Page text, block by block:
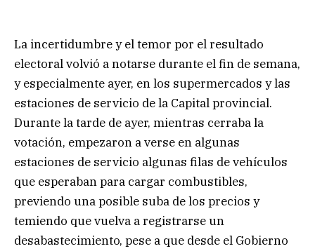
La incertidumbre y el temor por el resultado
electoral volvió a notarse durante el fin de semana,
y especialmente ayer, en los supermercados y las
estaciones de servicio de la Capital provincial.
Durante la tarde de ayer, mientras cerraba la
votación, empezaron a verse en algunas
estaciones de servicio algunas filas de vehículos
que esperaban para cargar combustibles,
previendo una posible suba de los precios y
temiendo que vuelva a registrarse un
desabastecimiento, pese a que desde el Gobierno